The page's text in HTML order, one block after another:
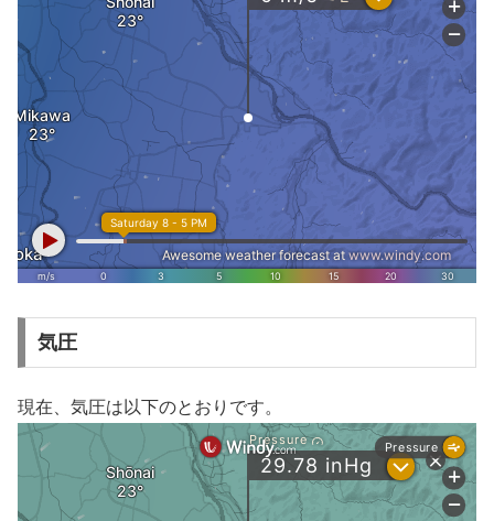
気圧
現在、気圧は以下のとおりです。